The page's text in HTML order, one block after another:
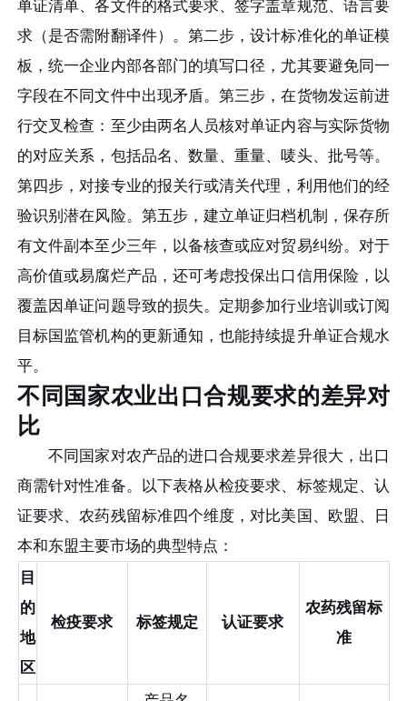
单证清单、各文件的格式要求、签字盖章规范、语言要
求（是否需附翻译件）。第二步，设计标准化的单证模
板，统一企业内部各部门的填写口径，尤其要避免同一
字段在不同文件中出现矛盾。第三步，在货物发运前进
行交叉检查：至少由两名人员核对单证内容与实际货物
的对应关系，包括品名、数量、重量、唛头、批号等。
第四步，对接专业的报关行或清关代理，利用他们的经
验识别潜在风险。第五步，建立单证归档机制，保存所
有文件副本至少三年，以备核查或应对贸易纠纷。对于
高价值或易腐烂产品，还可考虑投保出口信用保险，以
覆盖因单证问题导致的损失。定期参加行业培训或订阅
目标国监管机构的更新通知，也能持续提升单证合规水
平。
不同国家农业出口合规要求的差异对
比
不同国家对农产品的进口合规要求差异很大，出口
商需针对性准备。以下表格从检疫要求、标签规定、认
证要求、农药残留标准四个维度，对比美国、欧盟、日
本和东盟主要市场的典型特点：
目
的
地
区
检疫要求 标签规定 认证要求
农药残留标
准